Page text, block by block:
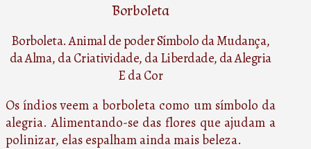
Borboleta
Borboleta. Animal de poder Símbolo da Mudança,
da Alma, da Criatividade, da Liberdade, da Alegria
E da Cor
Os índios veem a borboleta como um símbolo da
alegria. Alimentando-se das flores que ajudam a
polinizar, elas espalham ainda mais beleza.